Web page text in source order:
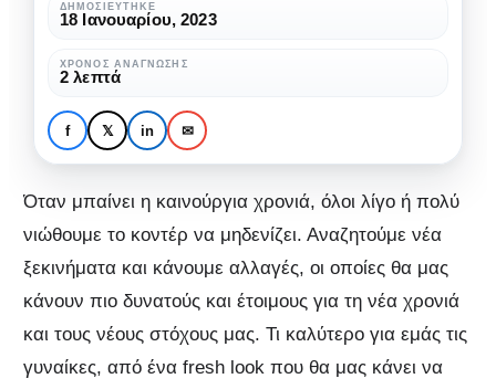
Baby Bangs: Το haircut
που θα σας ανανεώσει
haircut
που
σας
ανανεώσει
ΔΗΜΟΣΙΕΎΤΗΚΕ
18 Ιανουαρίου, 2023
ΧΡΌΝΟΣ ΑΝΆΓΝΩΣΗΣ
2 λεπτά
f 𝕏 in ✉
Όταν μπαίνει η καινούργια χρονιά, όλοι λίγο ή πολύ
νιώθουμε το κοντέρ να μηδενίζει. Αναζητούμε νέα
ξεκινήματα και κάνουμε αλλαγές, οι οποίες θα μας
κάνουν πιο δυνατούς και έτοιμους για τη νέα χρονιά
και τους νέους στόχους μας. Τι καλύτερο για εμάς τις
γυναίκες, από ένα fresh look που θα μας κάνει να